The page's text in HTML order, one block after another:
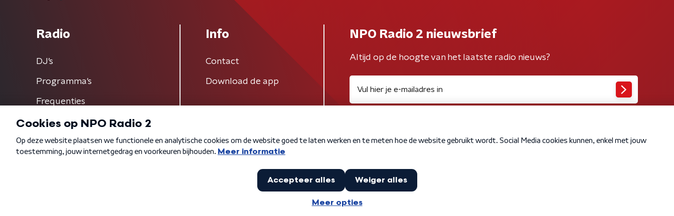
Radio
DJ’s
Programma's
Frequenties
Info
Contact
Download de app
NPO Radio 2 nieuwsbrief
Altijd op de hoogte van het laatste radio nieuws?
Algemene voorwaarden Privacybeleid